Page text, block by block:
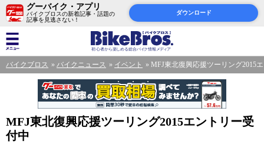
グーバイク・アプリ
バイクブロスの新着記事・話題の
記事を見逃さない！
ダウンロード
バイクブロス バイクニュース イベント MFJ東北復興応援ツーリング2015
MFJ東北復興応援ツーリング2015エントリー受
付中